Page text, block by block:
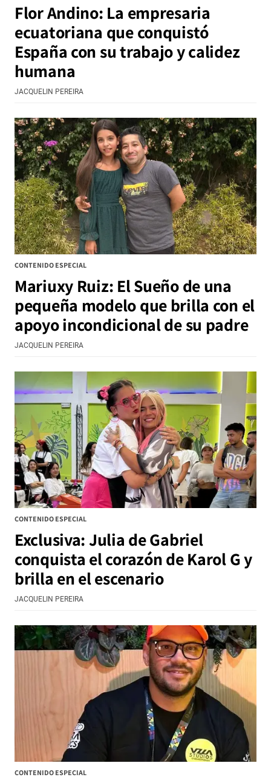
Flor Andino: La empresaria
ecuatoriana que conquistó
España con su trabajo y calidez
humana
JACQUELIN PEREIRA
CONTENIDO ESPECIAL
Mariuxy Ruiz: El Sueño de una
pequeña modelo que brilla con el
apoyo incondicional de su padre
JACQUELIN PEREIRA
CONTENIDO ESPECIAL
Exclusiva: Julia de Gabriel
conquista el corazón de Karol G y
brilla en el escenario
JACQUELIN PEREIRA
CONTENIDO ESPECIAL